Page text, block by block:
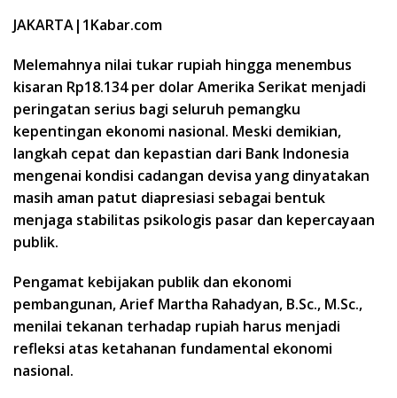
JAKARTA|1Kabar.com
Melemahnya nilai tukar rupiah hingga menembus
kisaran Rp18.134 per dolar Amerika Serikat menjadi
peringatan serius bagi seluruh pemangku
kepentingan ekonomi nasional. Meski demikian,
langkah cepat dan kepastian dari Bank Indonesia
mengenai kondisi cadangan devisa yang dinyatakan
masih aman patut diapresiasi sebagai bentuk
menjaga stabilitas psikologis pasar dan kepercayaan
publik.
Pengamat kebijakan publik dan ekonomi
pembangunan, Arief Martha Rahadyan, B.Sc., M.Sc.,
menilai tekanan terhadap rupiah harus menjadi
refleksi atas ketahanan fundamental ekonomi
nasional.